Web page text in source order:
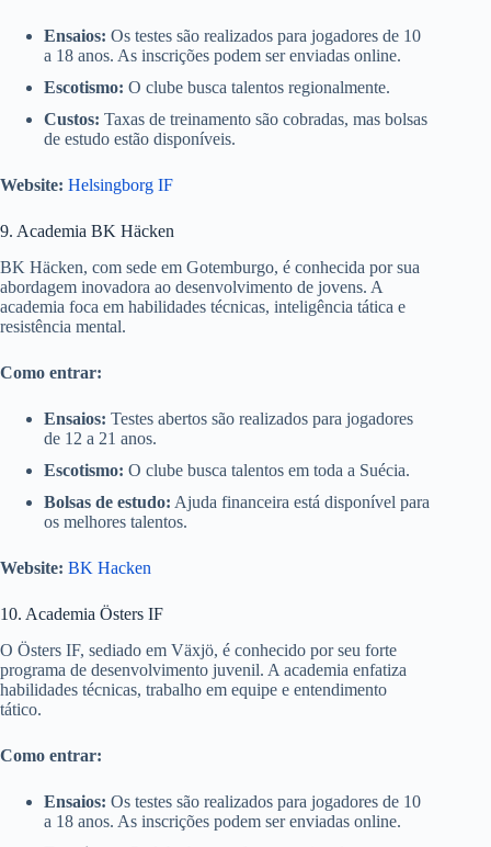
Ensaios: Os testes são realizados para jogadores de 10
a 18 anos. As inscrições podem ser enviadas online.
Escotismo: O clube busca talentos regionalmente.
Custos: Taxas de treinamento são cobradas, mas bolsas
de estudo estão disponíveis.
Website: Helsingborg IF
9. Academia BK Häcken
BK Häcken, com sede em Gotemburgo, é conhecida por sua
abordagem inovadora ao desenvolvimento de jovens. A
academia foca em habilidades técnicas, inteligência tática e
resistência mental.
Como entrar:
Ensaios: Testes abertos são realizados para jogadores
de 12 a 21 anos.
Escotismo: O clube busca talentos em toda a Suécia.
Bolsas de estudo: Ajuda financeira está disponível para
os melhores talentos.
Website: BK Hacken
10. Academia Östers IF
O Östers IF, sediado em Växjö, é conhecido por seu forte
programa de desenvolvimento juvenil. A academia enfatiza
habilidades técnicas, trabalho em equipe e entendimento
tático.
Como entrar:
Ensaios: Os testes são realizados para jogadores de 10
a 18 anos. As inscrições podem ser enviadas online.